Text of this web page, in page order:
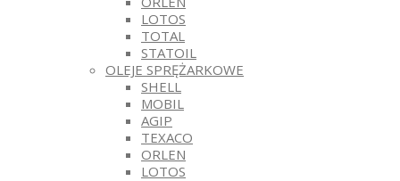
LOTOS
TOTAL
STATOIL
OLEJE SPRĘŻARKOWE
SHELL
MOBIL
AGIP
TEXACO
ORLEN
LOTOS